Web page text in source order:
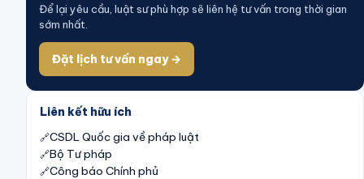
Để lại yêu cầu, luật sư phù hợp sẽ liên hệ tư vấn trong thời gian
sớm nhất.
Đặt lịch tư vấn ngay →
Liên kết hữu ích
CSDL Quốc gia về pháp luật
Bộ Tư pháp
Công báo Chính phủ